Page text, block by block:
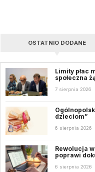
OSTATNIO DODANE
Limity płac
społeczna
7 sierpnia 2026
dzieciom”
6 sierpnia 2026
Rewolucja
poprawi
6 sierpnia 2026